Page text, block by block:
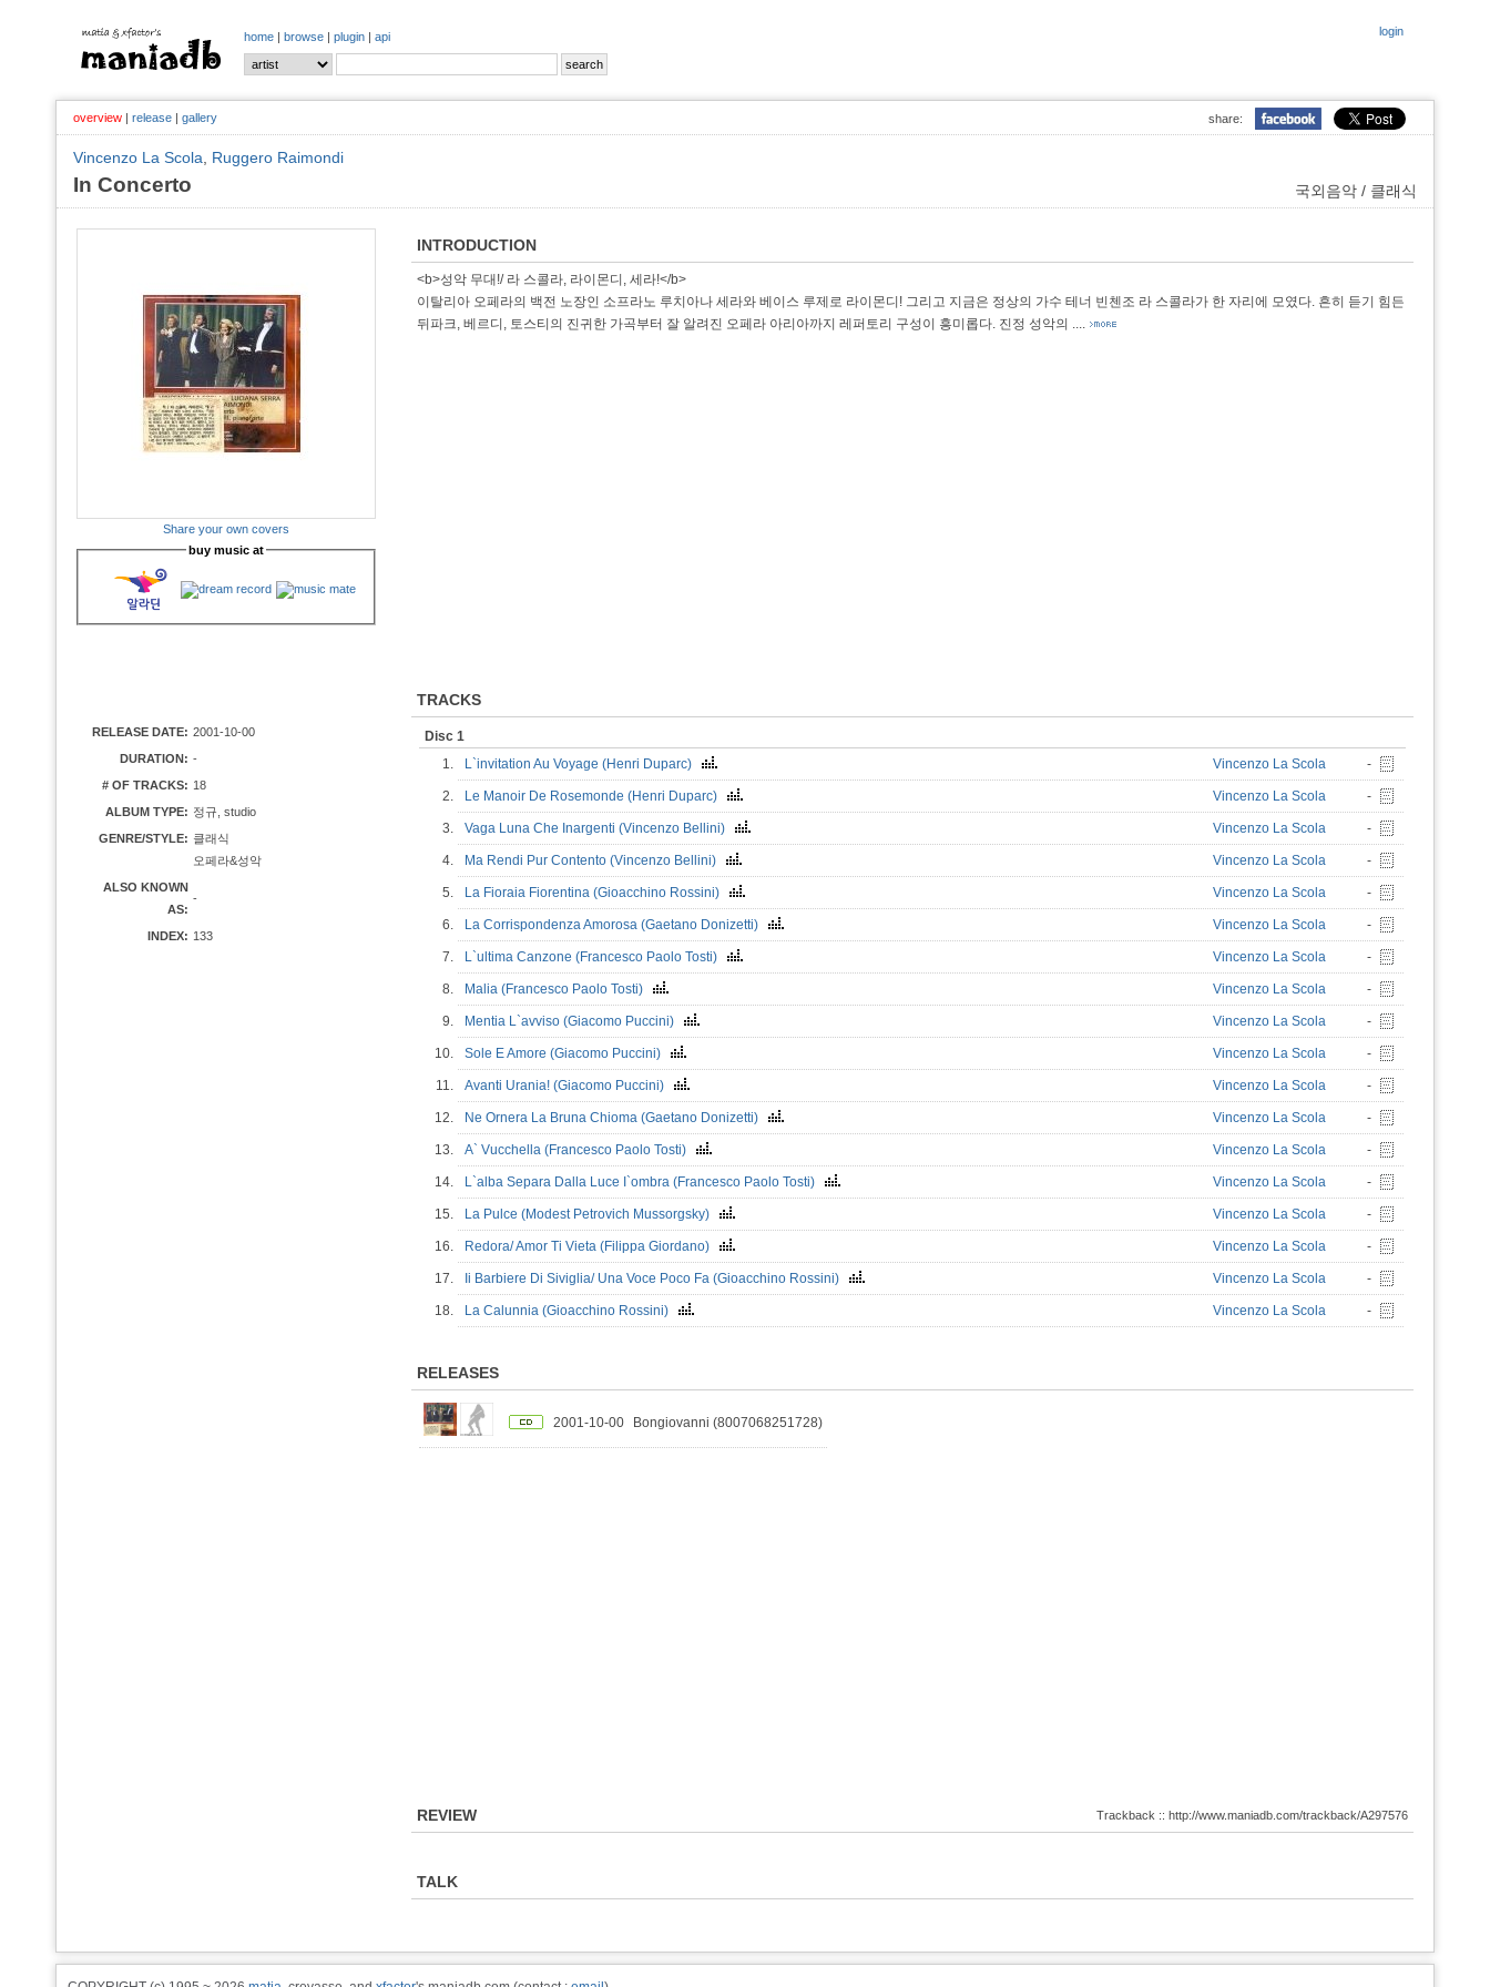
login
home | browse | plugin | api
share:
overview | release | gallery
Vincenzo La Scola
Ruggero Raimondi
국외음악 / 클래식
In Concerto
Share your own covers
buy music at
RELEASE DATE: 2001-10-00
DURATION: -
# OF TRACKS: 18
ALBUM TYPE: 정규, studio
GENRE/STYLE: 클래식
오페라&성악
ALSO KNOWN
AS:
-
INDEX: 133
INTRODUCTION
<b>성악 무대!/ 라 스콜라, 라이몬디, 세라!</b>
이탈리아 오페라의 백전 노장인 소프라노 루치아나 세라와 베이스 루제로 라이몬디! 그리고 지금은 정상의 가수 테너 빈첸조 라 스콜라가 한 자리에 모였다. 흔히 듣기 힘든
뒤파크, 베르디, 토스티의 진귀한 가곡부터 잘 알려진 오페라 아리아까지 레퍼토리 구성이 흥미롭다. 진정 성악의 ....
TRACKS
Disc 1
1.
L`invitation Au Voyage (Henri Duparc) Vincenzo La Scola -
2. Le Manoir De Rosemonde (Henri Duparc) Vincenzo La Scola -
3. Vaga Luna Che Inargenti (Vincenzo Bellini) Vincenzo La Scola -
4. Ma Rendi Pur Contento (Vincenzo Bellini) Vincenzo La Scola -
5. La Fioraia Fiorentina (Gioacchino Rossini) Vincenzo La Scola -
6. La Corrispondenza Amorosa (Gaetano Donizetti) Vincenzo La Scola -
7. L`ultima Canzone (Francesco Paolo Tosti) Vincenzo La Scola -
8. Malia (Francesco Paolo Tosti) Vincenzo La Scola -
9. Mentia L`avviso (Giacomo Puccini) Vincenzo La Scola -
10. Sole E Amore (Giacomo Puccini) Vincenzo La Scola -
11. Avanti Urania! (Giacomo Puccini) Vincenzo La Scola -
12. Ne Ornera La Bruna Chioma (Gaetano Donizetti) Vincenzo La Scola -
13. A` Vucchella (Francesco Paolo Tosti) Vincenzo La Scola -
14. L`alba Separa Dalla Luce I`ombra (Francesco Paolo Tosti) Vincenzo La Scola -
15. La Pulce (Modest Petrovich Mussorgsky) Vincenzo La Scola -
16. Redora/ Amor Ti Vieta (Filippa Giordano) Vincenzo La Scola -
17. Ii Barbiere Di Siviglia/ Una Voce Poco Fa (Gioacchino Rossini) Vincenzo La Scola -
18. La Calunnia (Gioacchino Rossini) Vincenzo La Scola -
RELEASES
2001-10-00 Bongiovanni (8007068251728)
REVIEW Trackback :: http://www.maniadb.com/trackback/A297576
TALK